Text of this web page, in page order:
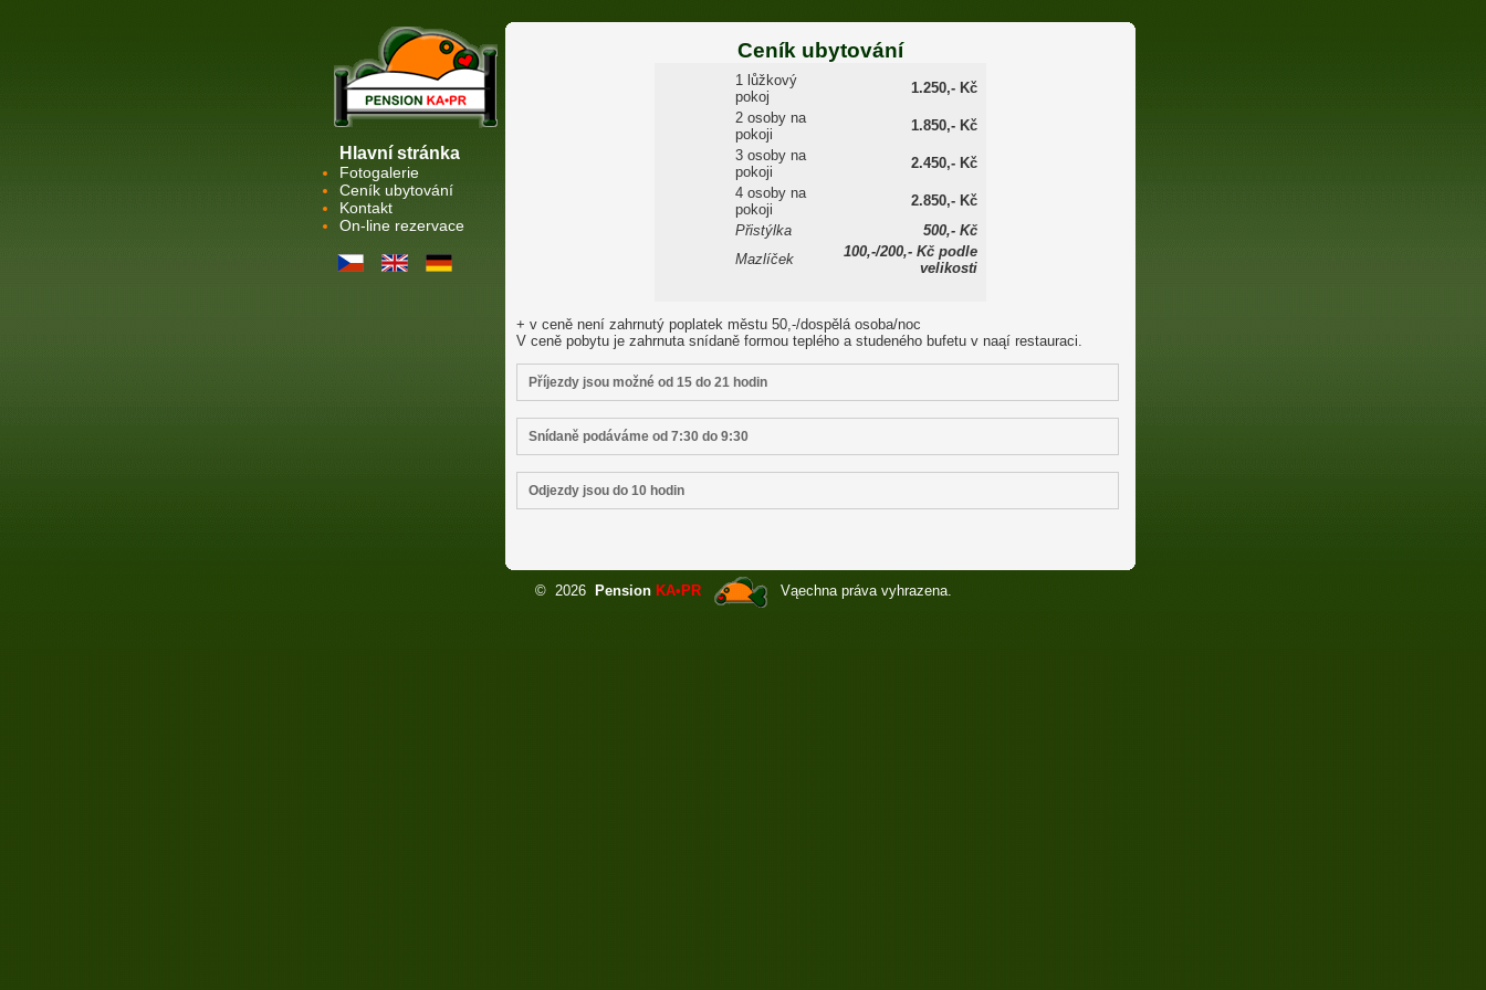
Hlavní stránka
Fotogalerie
Ceník ubytování
Kontakt
On-line rezervace
Ceník ubytování
1 lůžkový
pokoj
1.250,- Kč
2 osoby na
pokoji
1.850,- Kč
3 osoby na
pokoji
2.450,- Kč
4 osoby na
pokoji
2.850,- Kč
Přistýlka
500,- Kč
Mazlíček
100,-/200,- Kč podle
velikosti
+ v ceně není zahrnutý poplatek městu 50,-/dospělá osoba/noc
V ceně pobytu je zahrnuta snídaně formou teplého a studeného bufetu v naąí restauraci.
Příjezdy jsou možné od 15 do 21 hodin
Snídaně podáváme od 7:30 do 9:30
Odjezdy jsou do 10 hodin
© 2026 Pension KA•PR Vąechna práva vyhrazena.